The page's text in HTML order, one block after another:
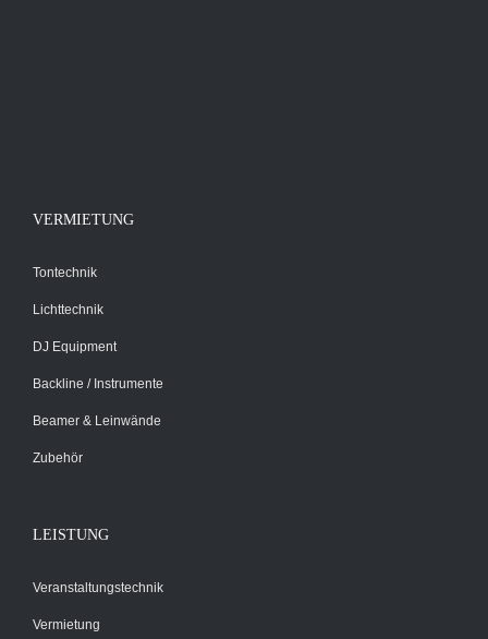
VERMIETUNG
Tontechnik
Lichttechnik
DJ Equipment
Backline / Instrumente
Beamer & Leinwände
Zubehör
LEISTUNG
Veranstaltungstechnik
Vermietung